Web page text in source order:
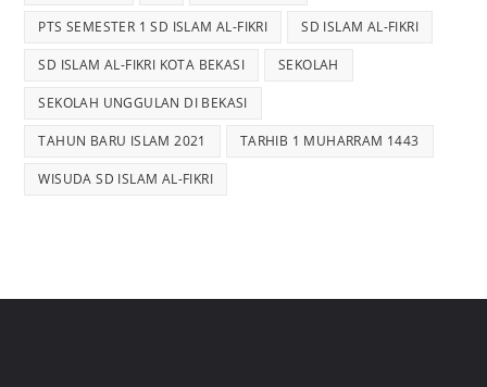
PTS SEMESTER 1 SD ISLAM AL-FIKRI SD ISLAM AL-FIKRI
SD ISLAM AL-FIKRI KOTA BEKASI SEKOLAH
SEKOLAH UNGGULAN DI BEKASI
TAHUN BARU ISLAM 2021 TARHIB 1 MUHARRAM 1443
WISUDA SD ISLAM AL-FIKRI